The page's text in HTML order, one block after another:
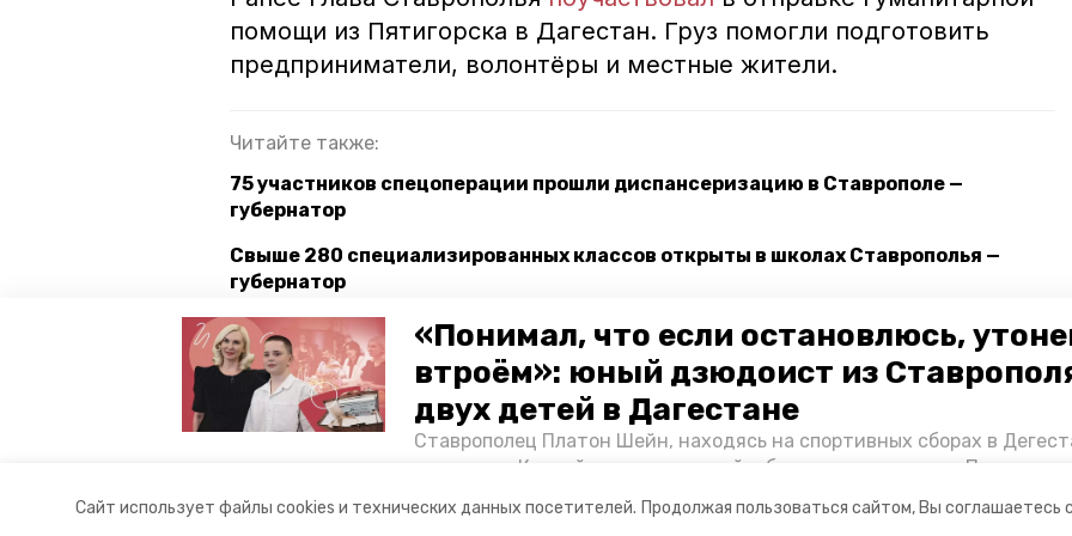
Сайт использует файлы cookies и технических данных посетителей. Продолжая пользоваться сайтом, Вы соглашаетесь с
«Понимал, что если остановлюсь,
втроём»: юный дзюдоист из
двух детей в Дагестане
Ставрополец Платон Шейн, находясь на спортивных сборах в
тонущих в Каспийском море детей и бросился на помощь. По
Корреспондент «Победы26» пообщался с юным героем.
помощи из Пятигорска в Дагестан. Груз помогли подготовить
предприниматели, волонтёры и местные жители.
Читайте также:
75 участников спецоперации прошли диспансеризацию в Ставрополе —
губернатор
Свыше 280 специализированных классов открыты в школах Ставрополья —
губернатор
Губернатор: Более 98% домов и соцобъектов газифицированы на Ставрополье
ставропольский край владимир владимиров безопасность